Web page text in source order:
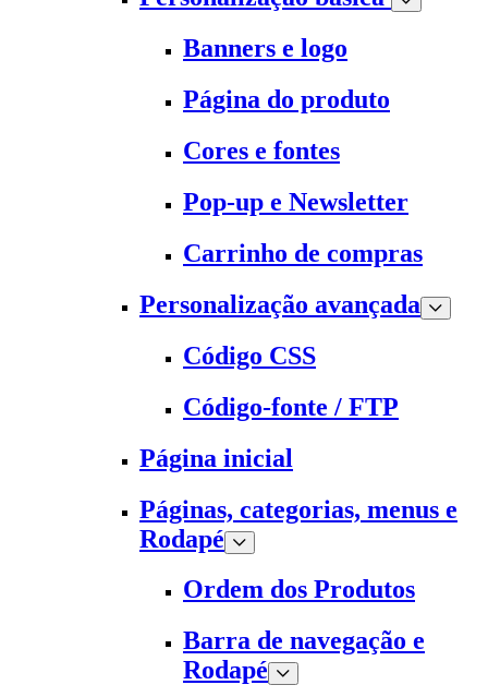
Banners e logo
Página do produto
Cores e fontes
Pop-up e Newsletter
Carrinho de compras
Personalização avançada
Código CSS
Código-fonte / FTP
Página inicial
Páginas, categorias, menus e
Rodapé
Ordem dos Produtos
Barra de navegação e
Rodapé